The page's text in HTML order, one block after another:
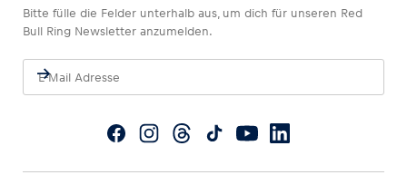
Bitte fülle die Felder unterhalb aus, um dich für unseren Red
Bull Ring Newsletter anzumelden.